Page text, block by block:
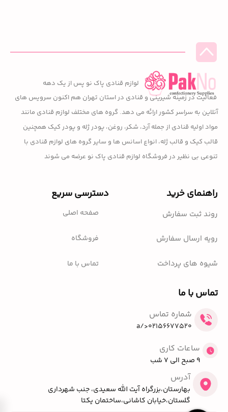
لوازم قنادی پاک نو پس از یک دهه
فعالیت در زمینه شیرینی و قنادی در استان تهران هم اکنون سرویس های
آنلاین به سراسر کشور ارائه می دهد. گروه های مختلف لوازم قنادی مانند
مواد اولیه قنادی از جمله آرد، شکر، روغن، پودر ژله و پودر کیک همچنین
قالب کیک و قالب ژله، انواع اسانس ها و سایر گروه های لوازم قنادی با
تنوعی بی نظیر در فروشگاه لوازم قنادی پاک نو عرضه می شوند
راهنمای خرید
روند ثبت سفارش
رویه ارسال سفارش
شیوه های پرداخت
دسترسی سریع
صفحه اصلی
فروشگاه
تماس با ما
تماس با ما
شماره تماس
02156677520</a
ساعات کاری
9 صبح الی 7 شب
آدرس
بهارستان،بزرگراه آیت الله سعیدی، جنب شهرداری
گلستان،خیابان کاشانی،ساختمان یکتا